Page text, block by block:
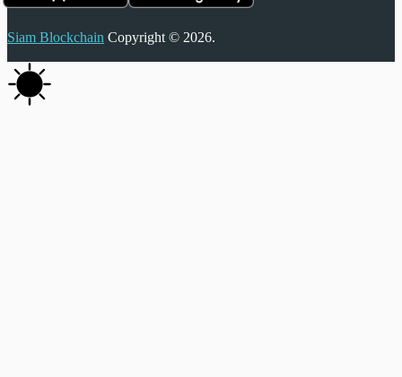
Siam Blockchain Copyright © 2026.